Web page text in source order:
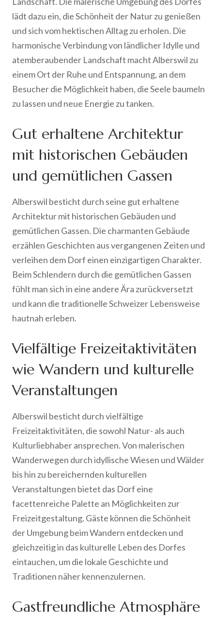
lädt dazu ein, die Schönheit der Natur zu genießen
und sich vom hektischen Alltag zu erholen. Die
harmonische Verbindung von ländlicher Idylle und
atemberaubender Landschaft macht Alberswil zu
einem Ort der Ruhe und Entspannung, an dem
Besucher die Möglichkeit haben, die Seele baumeln
zu lassen und neue Energie zu tanken.
Gut erhaltene Architektur
mit historischen Gebäuden
und gemütlichen Gassen
Alberswil besticht durch seine gut erhaltene
Architektur mit historischen Gebäuden und
gemütlichen Gassen. Die charmanten Gebäude
erzählen Geschichten aus vergangenen Zeiten und
verleihen dem Dorf einen einzigartigen Charakter.
Beim Schlendern durch die gemütlichen Gassen
fühlt man sich in eine andere Ära zurückversetzt
und kann die traditionelle Schweizer Lebensweise
hautnah erleben.
Vielfältige Freizeitaktivitäten
wie Wandern und kulturelle
Veranstaltungen
Alberswil besticht durch vielfältige
Freizeitaktivitäten, die sowohl Natur- als auch
Kulturliebhaber ansprechen. Von malerischen
Wanderwegen durch idyllische Wiesen und Wälder
bis hin zu bereichernden kulturellen
Veranstaltungen bietet das Dorf eine
facettenreiche Palette an Möglichkeiten zur
Freizeitgestaltung. Gäste können die Schönheit
der Umgebung beim Wandern entdecken und
gleichzeitig in das kulturelle Leben des Dorfes
eintauchen, um die lokale Geschichte und
Traditionen näher kennenzulernen.
Gastfreundliche Atmosphäre